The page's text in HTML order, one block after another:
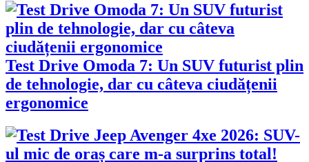
Test Drive Omoda 7: Un SUV futurist plin
de tehnologie, dar cu câteva ciudățenii
ergonomice